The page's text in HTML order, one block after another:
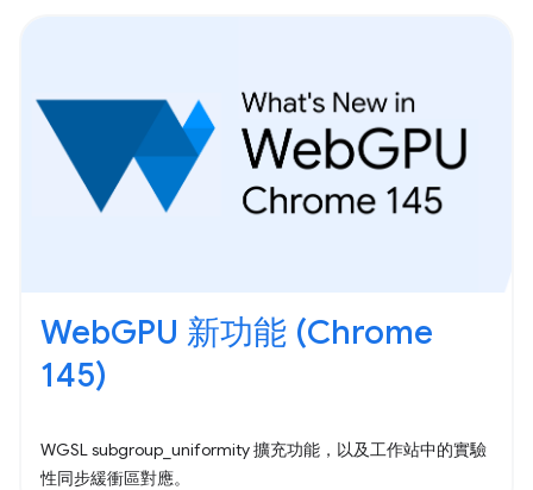
WebGPU 新功能 (Chrome
145)
WGSL subgroup_uniformity 擴充功能，以及工作站中的實驗
性同步緩衝區對應。